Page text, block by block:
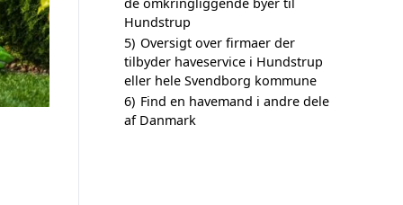
Hundstrup
5) Oversigt over firmaer der
tilbyder haveservice i Hundstrup
eller hele Svendborg kommune
6) Find en havemand i andre dele
af Danmark